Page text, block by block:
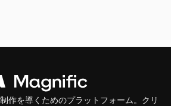
作を導くためのプラットフォーム。クリ